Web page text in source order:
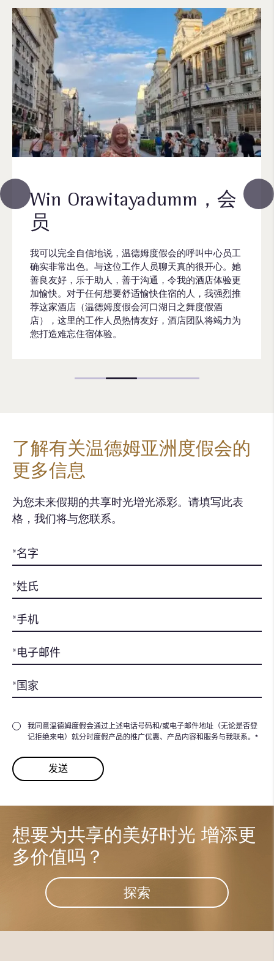
Win Orawitayadumm，会
员
我可以完全自信地说，温德姆度假会的呼叫中心员工
确实非常出色。与这位工作人员聊天真的很开心。她
善良友好，乐于助人，善于沟通，令我的酒店体验更
加愉快。对于任何想要舒适愉快住宿的人，我强烈推
荐这家酒店（温德姆度假会河口湖日之舞度假酒
店），这里的工作人员热情友好，酒店团队将竭力为
您打造难忘住宿体验。
了解有关温德姆亚洲度假会的
更多信息
为您未来假期的共享时光增光添彩。请填写此表
格，我们将与您联系。
我同意温德姆度假会通过上述电话号码和/或电子邮件地址（无论是否登
记拒绝来电）就分时度假产品的推广优惠、产品内容和服务与我联系。*
想要为共享的美好时光 增添更
多价值吗？
探索